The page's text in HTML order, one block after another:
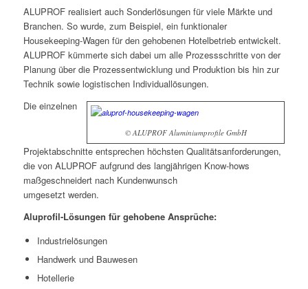
ALUPROF realisiert auch Sonderlösungen für viele Märkte und
Branchen. So wurde, zum Beispiel, ein funktionaler
Housekeeping-Wagen für den gehobenen Hotelbetrieb entwickelt.
ALUPROF kümmerte sich dabei um alle Prozessschritte von der
Planung über die Prozessentwicklung und Produktion bis hin zur
Technik sowie logistischen Individuallösungen.
© ALUPROF Aluminiumprofile GmbH
Die einzelnen
Projektabschnitte entsprechen höchsten Qualitätsanforderungen,
die von ALUPROF aufgrund des langjährigen Know-hows
maßgeschneidert nach Kundenwunsch
umgesetzt werden.
Aluprofil-Lösungen für gehobene Ansprüche:
Industrielösungen
Handwerk und Bauwesen
Hotellerie